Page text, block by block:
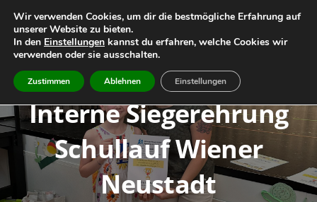
Home Leitbild
Geschichte
Interne Siegerehrung
Schullauf Wiener
Neustadt
Wir verwenden Cookies, um dir die bestmögliche Erfahrung auf
unserer Website zu bieten.
In den Einstellungen kannst du erfahren, welche Cookies wir
verwenden oder sie ausschalten.
Zustimmen Ablehnen Einstellungen